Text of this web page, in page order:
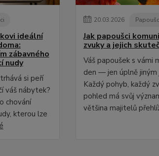
ideální
zábavného
nudy
si peří
váš nábytek?
chování
kterou lze
20.03.2026
Jak papoušci
zvuky a jejich
Váš papoušek s vámi
den — jen úplně jiným
Každý pohyb, každý
pohled má svůj
většina majitelů